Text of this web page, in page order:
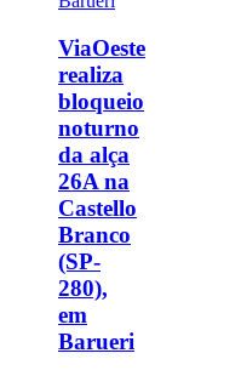
ViaOeste
realiza
bloqueio
noturno
da alça
26A na
Castello
Branco
(SP-
280),
em
Barueri